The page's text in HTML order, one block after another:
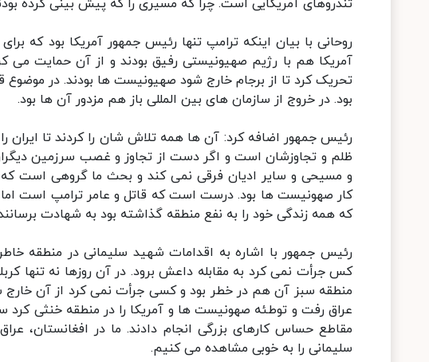
تندروهای آمریکایی است. چرا که مسیری را که پیش بینی کرده
روحانی با بیان اینکه ترامپ تنها رئیس جمهور آمریکا بود که
آمریکا هم با رژیم صهیونیستی رفیق بودند و از آن حمایت می
تحریک کرد تا از برجام خارج شود صهیونیست ها بودند. در
بود. در خروج از سازمان های بین المللی باز هم مزدور آن ها بود.
رئیس جمهور اضافه کرد: آن ها همه تلاش شان را کردند تا ایران
ظلم و تجاوزشان است و اگر دست از تجاوز و غصب سرزمین دیگران
و مسیحی و سایر ادیان فرقی نمی کند و بحث ما گروهی است
کار صهونیست ها بود. درست است که قاتل و عامر ترامپ است
که همه زندگی خود را به نفع منطقه گذاشته بود به شهادت
رئیس جمهور با اشاره به اقدامات شهید سلیمانی در منطقه
کس جرأت نمی کرد به مقابله داعش برود. در آن روزها نه تنها
منطقه سبز آن هم در خطر بود و کسی جرأت نمی کرد از آن
عراق رفت و توطئه صهونیست ها و آمریکا را در منطقه خنثی کرد
مقاطع حساس کارهای بزرگی انجام دادند. ما در افغانستان،
سلیمانی را به خوبی مشاهده می کنیم.